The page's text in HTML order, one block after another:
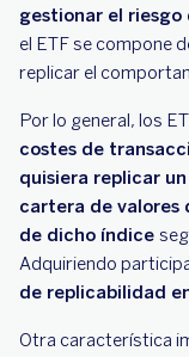
gestionar el
el ETF se compone
replicar el
Por lo general, los
costes de
quisiera replicar
cartera de valores
de dicho índice
Adquiriendo
de replicabilidad
Otra característica